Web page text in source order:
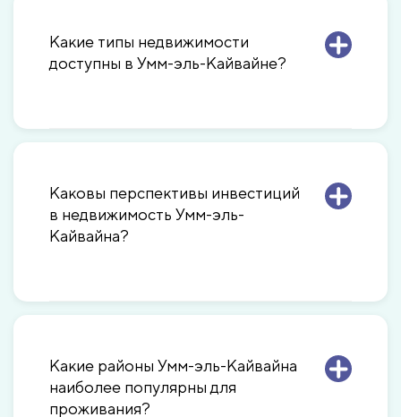
Какие типы недвижимости
доступны в Умм-эль-Кайвайне?
Каковы перспективы инвестиций
в недвижимость Умм-эль-
Кайвайна?
Какие районы Умм-эль-Кайвайна
наиболее популярны для
проживания?